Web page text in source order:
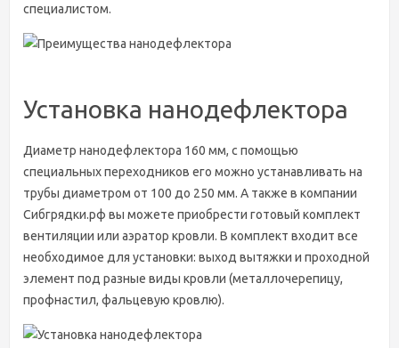
специалистом.
Установка нанодефлектора
Диаметр нанодефлектора 160 мм, с помощью
специальных переходников его можно устанавливать на
трубы диаметром от 100 до 250 мм. А также в компании
Сибгрядки.рф вы можете приобрести готовый комплект
вентиляции или аэратор кровли. В комплект входит все
необходимое для установки: выход вытяжки и проходной
элемент под разные виды кровли (металлочерепицу,
профнастил, фальцевую кровлю).